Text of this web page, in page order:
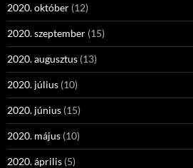
2020. október (12)
2020. szeptember (15)
2020. augusztus (13)
2020. július (10)
2020. június (15)
2020. május (10)
2020. április (5)